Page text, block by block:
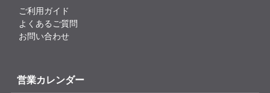
ご利用ガイド
よくあるご質問
お問い合わせ
営業カレンダー